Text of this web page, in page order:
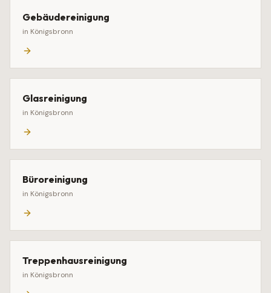
Gebäudereinigung
in Königsbronn
Glasreinigung
in Königsbronn
Büroreinigung
in Königsbronn
Treppenhausreinigung
in Königsbronn